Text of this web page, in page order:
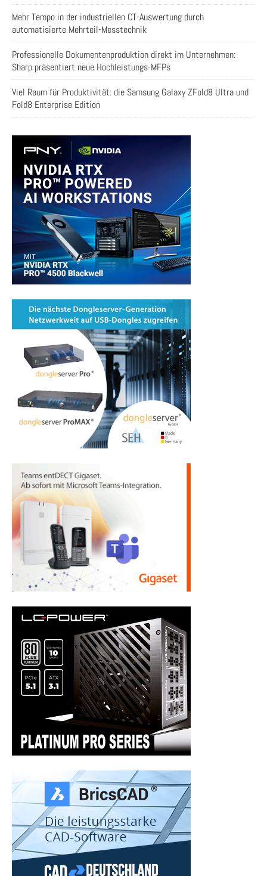
Mehr Tempo in der industriellen CT-Auswertung durch
automatisierte Mehrteil-Messtechnik
Professionelle Dokumentenproduktion direkt im Unternehmen:
Sharp präsentiert neue Hochleistungs-MFPs
Viel Raum für Produktivität: die Samsung Galaxy ZFold8 Ultra und
Fold8 Enterprise Edition